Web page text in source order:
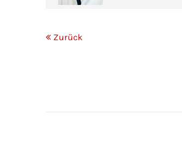
Zurück